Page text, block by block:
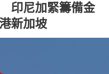
印尼加緊籌備金
新加坡